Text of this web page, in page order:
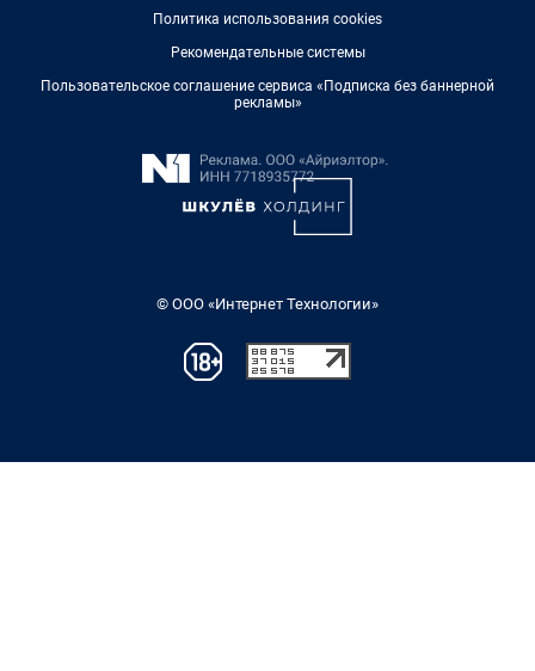
Политика использования cookies
Рекомендательные системы
Пользовательское соглашение сервиса «Подписка без баннерной
рекламы»
© ООО «Интернет Технологии»